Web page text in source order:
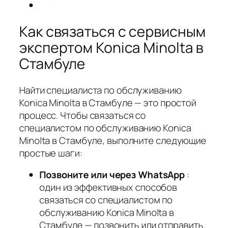
Как связаться с сервисным
экспертом Konica Minolta в
Стамбуле
Найти специалиста по обслуживанию
Konica Minolta в Стамбуле — это простой
процесс. Чтобы связаться со
специалистом по обслуживанию Konica
Minolta в Стамбуле, выполните следующие
простые шаги:
Позвоните или через WhatsApp :
один из эффективных способов
связаться со специалистом по
обслуживанию Konica Minolta в
Стамбуле — позвонить или отправить